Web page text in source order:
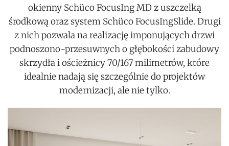
okienny Schüco FocusIng MD z uszczelką
środkową oraz system Schüco FocusIngSlide. Drugi
z nich pozwala na realizację imponujących drzwi
podnoszono-przesuwnych o głębokości zabudowy
skrzydła i ościeżnicy 70/167 milimetrów, które
idealnie nadają się szczególnie do projektów
modernizacji, ale nie tylko.